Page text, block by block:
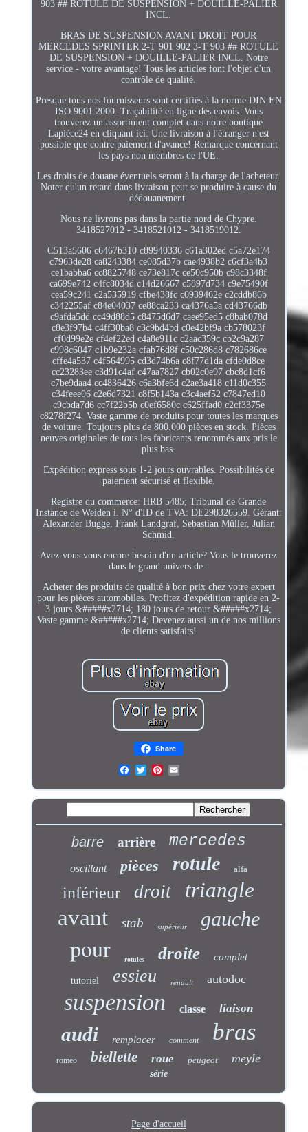
903 ## ROTULE DE SUSPENSION + DOUILLE-PALIER
INCL.
BRAS DE SUSPENSION AVANT DROIT POUR
MERCEDES SPRINTER 2-T 901 902 3-T 903 ## ROTULE
DE SUSPENSION + DOUILLE-PALIER INCL. Notre
service - votre avantage! Tous les articles font l'objet d'un
contrôle de qualité.
Presque tous nos fournisseurs sont certifiés à la norme DIN EN
ISO 9001:2000. Traçabilité en ligne des envois. Vous
trouverez un assortiment complet dans notre boutique
Lapièce24 en cliquant ici. Une livraison à l'étranger n'est
possible que contre paiement d'avance! Remarque concernant
les pays non membres de l'UE.
Les droits de douane éventuels seront à la charge de l'acheteur.
Noter qu'un retard dans livraison peut se produire à cause du
dédouanement.
Nous ne livrons pas dans la partie nord de Chypre.
3418527012 - 3418521012 - 3418519012.
C513a5606 c6467b310 c89940336 c61a302ed c5a72e174
c7963de28 ca8243384 ce085d37b cae4938b2 c6cf3a4b3
ce1babba6 cc8825748 ce73e817c ce50c950b c98c3348f
ca699e742 c4fc8034d c14d26667 c5897d734 c9e75490f
cea59c241 c2a535919 cfbe438fc c0939462e c2cddb86b
c342255af c84e04037 ce88ca233 ca4376a5a cd43766db
c9afda5dd cc49d88d5 c8475d6d7 caee95ed5 c8bab078d
c8e3f97b4 c4ff30ba8 c3c9bd4bd c0e42bf9a cb578023f
cf0d99e2e cf4ef22ed c4a8e911c c2aac359c cb2c9a287
c998c6047 c1b9e232a cfab76d8f c50c286d8 c782686ce
cffe4a537 c4f564995 cd3d74b6a c8f77d1da cfde0d8ce
cc23283ee c3d91c4af c47aa7827 cb02c0e97 cbc8d1cf6
c7be9daa4 cc4836426 c6a3bfe6d c2ae3a418 c11d0c355
c34feee06 c2e6d7321 c8f5b143a c3c4aef52 c7847ed10
c9cbda7d6 cc7f22b5b c0ef6580c c625ffad0 c2cf3375e
c8278f274. Vaste gamme de produits pour toutes les marques
de voiture. Toujours plus de 800.000 pièces en stock. Pièces
neuves originales de tous les fabricants renommés aux pris le
plus bas.
Expédition express sous 1-2 jours ouvrables. Possibilités de
paiement sécurisé et flexible.
Registre du commerce: HRB 5485; Tribunal de Grande
Instance de Weiden i. N° d'ID de TVA: DE298326559. Gérant:
Alexander Bugge, Frank Landgraf, Sebastian Müller, Julian
Schmid.
Avez-vous vous encore besoin d'un article? Vous le trouverez
dans le grand univers de..
Acheter des produits de qualité à bon prix chez votre expert
pour les pièces automobiles. Profitez d'expédition rapide en 2-
3 jours &#####x2714; 180 jours de retour &#####x2714;
Vaste gamme &#####x2714; Devenez aussi un de nos millions
de clients satisfaits!
Share
barre arrière mercedes
oscillant pièces rotule alfa
inférieur droit triangle
avant stab supérieur gauche
pour rotules droite complet
tutoriel essieu renault autodoc
suspension classe liaison
audi remplacer comment bras
romeo biellette roue peugeot meyle
série
Page d'accueil